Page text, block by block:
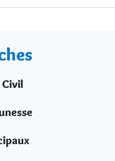
Civil